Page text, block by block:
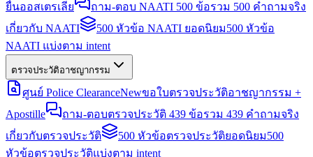
ยื่นออสเตรเลีย
ถาม-ตอบ NAATI 500 ข้อรวม 500 คำถามจริง
เกี่ยวกับ NAATI
500 หัวข้อ NAATI ยอดนิยม500 หัวข้อ
NAATI แบ่งตาม intent
ตรวจประวัติอาชญากรรม
ศูนย์ Police ClearanceNewขอใบตรวจประวัติอาชญากรรม +
Apostille
ถาม-ตอบตรวจประวัติ 439 ข้อรวม 439 คำถามจริง
เกี่ยวกับตรวจประวัติ
500 หัวข้อตรวจประวัติยอดนิยม500
หัวข้อตรวจประวัติแบ่งตาม intent